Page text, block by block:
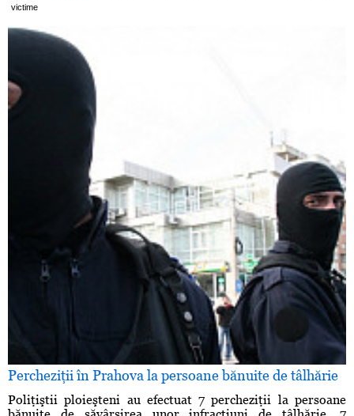
victime
Percheziţii în Prahova la persoane bănuite de tâlhărie
Poliţiştii ploieşteni au efectuat 7 percheziţii la persoane